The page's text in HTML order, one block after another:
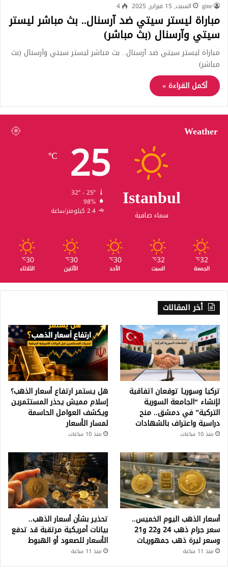
gine السبت, 15 فبراير, 2025 4
مباراة ليستر سيتي ضد آرسنال.. بث مباشر ليستر
سيتي وآرسنال (بث مباشر)
مباراة ليستر سيتي ضد آرسنال.. بث مباشر ليستر سيتي وآرسنال (بث
مباشر)
أكمل القراءة »
Weather
Istanbul
سماء صافية
25
℃
32º - 25º
98%
2.4 كيلومتر/ساعة
32
℃
الجمعة
32
℃
السبت
30
℃
الأحد
30
℃
الأثنين
30
℃
الثلاثاء
أخر المقالات
تركيا وسوريا توقعان اتفاقية
لإنشاء “الجامعة السورية
التركية” في دمشق.. منح
دراسية واعتراف بالشهادات
منذ 10 ساعات
هل يستمر ارتفاع أسعار الذهب؟
إسلام مميش يحذر المستثمرين
ويكشف العوامل الحاسمة
لمسار الأسعار
منذ 10 ساعات
أسعار الذهب اليوم الخميس..
سعر جرام ذهب 24 و22 و21
وسعر ليرة ذهب جمهوريات
منذ 11 ساعة
تحذير بشأن أسعار الذهب..
بيانات أمريكية مرتقبة قد تدفع
الأسعار للصعود أو الهبوط
منذ 11 ساعة